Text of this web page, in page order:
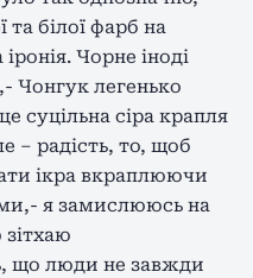
та білої фарб на
іронія. Чорне іноді
Чонгук легенько
суцільна сіра крапля
– радість, то, щоб
ікра вкраплюючи
я замислююсь на
що люди не завжди